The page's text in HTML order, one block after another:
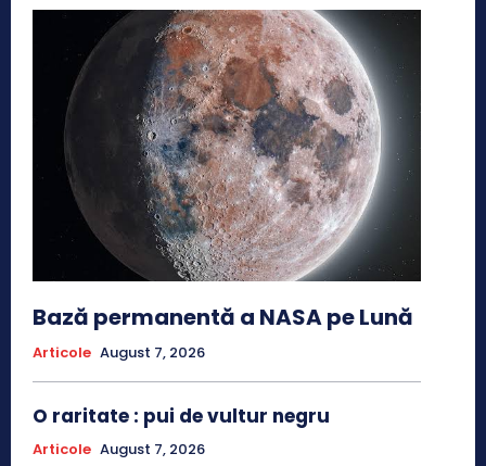
Bază permanentă a NASA pe Lună
Articole August 7, 2026
O raritate : pui de vultur negru
Articole August 7, 2026